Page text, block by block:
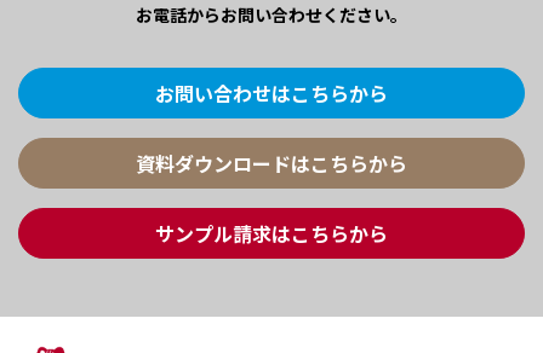
お電話からお問い合わせください。
お問い合わせはこちらから
資料ダウンロードはこちらから
サンプル請求はこちらから